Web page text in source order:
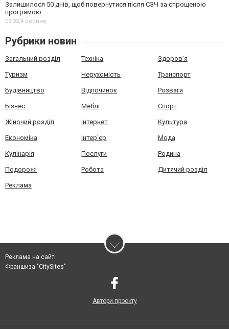
Залишилося 50 днів, щоб повернутися після СЗЧ за спрощеною
програмою
09:22,4 серпня
Рубрики новин
Загальний розділ Техніка Здоров'я
Туризм Нерухомість Транспорт
Будівництво Відпочинок Розваги
Бізнес Меблі Спорт
Жіночий розділ Інтернет Культура
Економіка Інтер'єр Мода
Кулінарія Послуги Родина
Подорожі Робота Дитячий розділ
Реклама
Реклама на сайті
Франшиза "CitySites"
Автори проєкту